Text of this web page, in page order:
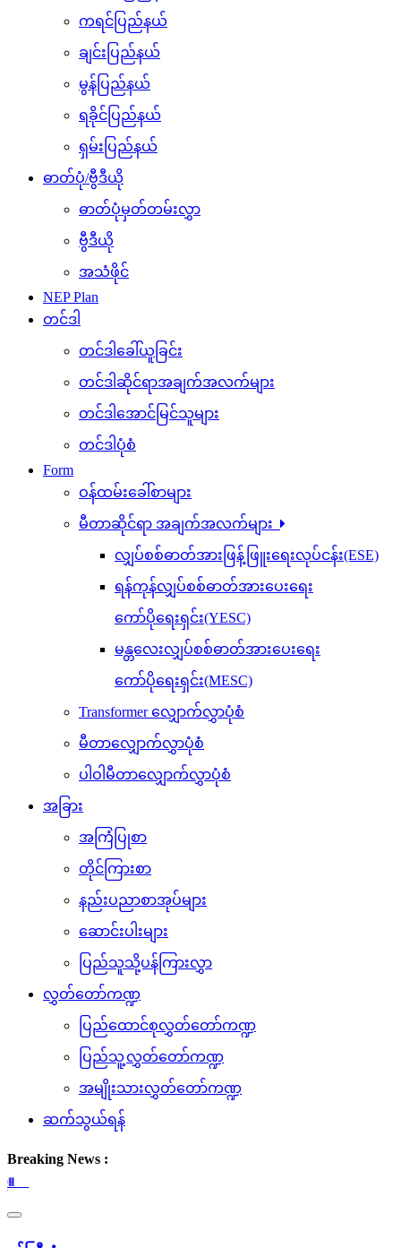
ကရင်ပြည်နယ်
ချင်းပြည်နယ်
မွန်ပြည်နယ်
ရခိုင်ပြည်နယ်
ရှမ်းပြည်နယ်
ဓာတ်ပုံ/ဗွီဒီယို
ဓာတ်ပုံမှတ်တမ်းလွှာ
ဗွီဒီယို
အသံဖိုင်
NEP Plan
တင်ဒါ
တင်ဒါခေါ်ယူခြင်း
တင်ဒါဆိုင်ရာအချက်အလက်များ
တင်ဒါအောင်မြင်သူများ
တင်ဒါပုံစံ
Form
ဝန်ထမ်းခေါ်စာများ
မီတာဆိုင်ရာ အချက်အလက်များ
လျှပ်စစ်ဓာတ်အားဖြန့်ဖြူးရေးလုပ်ငန်း(ESE)
ရန်ကုန်လျှပ်စစ်ဓာတ်အားပေးရေး
ကော်ပိုရေးရှင်း(YESC)
မန္တလေးလျှပ်စစ်ဓာတ်အားပေးရေး
ကော်ပိုရေးရှင်း(MESC)
Transformer လျှောက်လွှာပုံစံ
မီတာလျှောက်လွှာပုံစံ
ပါဝါမီတာလျှောက်လွှာပုံစံ
အခြား
အကြံပြုစာ
တိုင်ကြားစာ
နည်းပညာစာအုပ်များ
ဆောင်းပါးများ
ပြည်သူသို့ပန်ကြားလွှာ
လွှတ်တော်ကဏ္ဍ
ပြည်ထောင်စုလွှတ်တော်ကဏ္ဍ
ပြည်သူ့လွှတ်တော်ကဏ္ဍ
အမျိုးသားလွှတ်တော်ကဏ္ဍ
ဆက်သွယ်ရန်
Breaking News :
Toggle